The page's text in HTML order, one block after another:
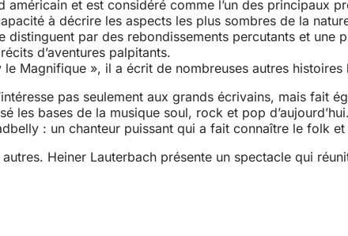
américain et est considéré comme l’un des principaux
à décrire les aspects les plus sombres de la
distinguent par des rebondissements percutants et
d’aventures palpitants.
Magnifique », il a écrit de nombreuses autres histoires
pas seulement aux grands écrivains, mais
les bases de la musique soul, rock et pop
: un chanteur puissant qui a fait connaître le folk
Heiner Lauterbach présente un spectacle qui